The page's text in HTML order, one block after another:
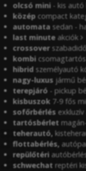
olcsó mini - kis autó
közép compact
automata sedan -
last minute akciók
crossover
kombi
hibrid személyautó
nagy-luxus jármű
terepjáró - pickup
kisbuszok 7-9 fős
sofőrbérlés
tartósbérlet
teherautó,
flottabérlés,
repülőtéri
schwechat reptéri